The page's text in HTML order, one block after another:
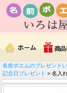
名前ポエムのプレゼント
記念日プレゼント > 名入